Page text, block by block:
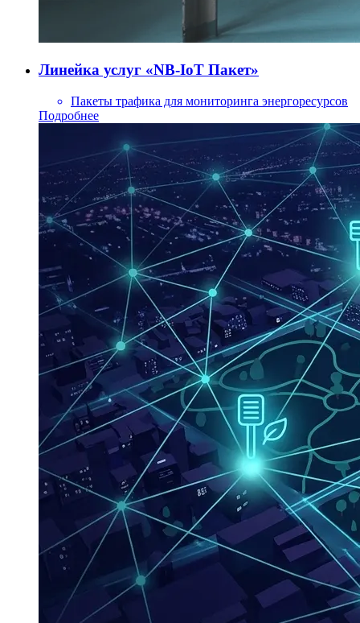
Линейка услуг «NB-IoT Пакет»
Пакеты трафика для мониторинга энергоресурсов
Подробнее